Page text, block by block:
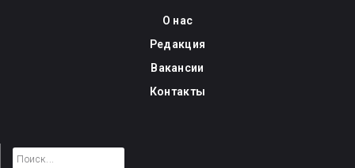
О нас
Редакция
Вакансии
Контакты